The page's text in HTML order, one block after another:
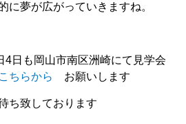
に夢が広がっていきますね。
4日も岡山市南区洲崎にて見学会
ちらから お願いします
ち致しております